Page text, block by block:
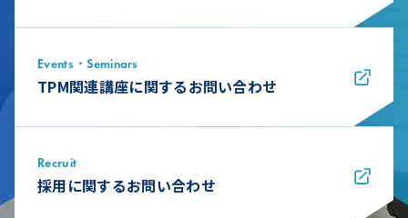
Events・Seminars
TPM関連講座に関するお問い合わせ
Recruit
採用に関するお問い合わせ